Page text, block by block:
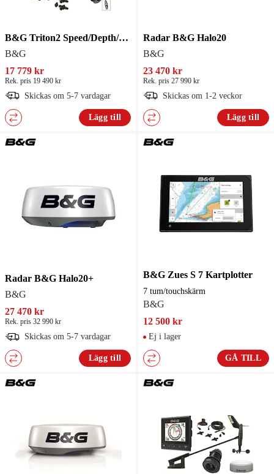
B&G Triton2 Speed/Depth/Wind
B&G
17 779 kr
Rek. pris 19 490 kr
Skickas om 5-7 vardagar
Lägg till
Radar B&G Halo20
B&G
23 470 kr
Rek. pris 27 990 kr
Skickas om 1-2 veckor
Lägg till
Radar B&G Halo20+
B&G
27 470 kr
Rek. pris 32 990 kr
Skickas om 5-7 vardagar
Lägg till
B&G Zues S 7 Kartplotter
7 tum/touchskärm
B&G
12 500 kr
Ej i lager
GÅ TILL